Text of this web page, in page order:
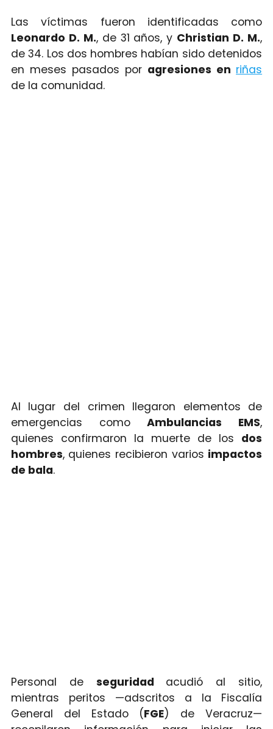
Las víctimas fueron identificadas como
Leonardo D. M., de 31 años, y Christian D. M.,
de 34. Los dos hombres habían sido detenidos
en meses pasados por agresiones en riñas
de la comunidad.
Al lugar del crimen llegaron elementos de
emergencias comoAmbulancias EMS,
quienes confirmaron la muerte de los dos
hombres, quienes recibieron varios impactos
de bala.
Personal de seguridad acudió al sitio,
mientras peritos —adscritos a la Fiscalía
General del Estado (FGE) de Veracruz—